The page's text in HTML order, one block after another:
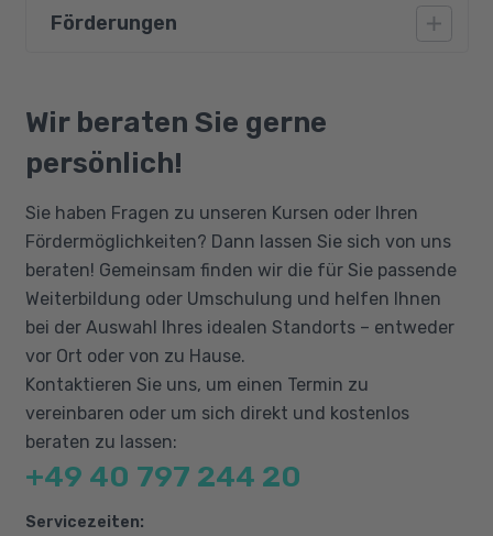
Design and implement Azure ExpressRoute
Design and implement network security
Design and implement private access to
Design and implement network monitoring
Vorbereitung auf die externe Prüfung
Teilnehmende müssen über gute
Ordnerstruktur zurechtfinden und mit Dateien
arbeiten können. Da die Weiterbildung mit
englischer Doku durchgeführt wird, sind
Kandidaten für diese Zertifizierung sollten
zudem über fachkundige Azure-
Administrationskenntnisse verfügen,
zusätzlich zu umfangreichen Erfahrungen
und Kenntnissen über Netzwerke, hybride
Verbindungen und Netzwerksicherheit.
Förderungen
Qualifizierungschancengesetz
Berufliche Rehabilitation
Wir beraten Sie gerne
persönlich!
Sie haben Fragen zu unseren Kursen oder Ihren
Fördermöglichkeiten? Dann lassen Sie sich von uns
beraten! Gemeinsam finden wir die für Sie passende
Weiterbildung oder Umschulung und helfen Ihnen
bei der Auswahl Ihres idealen Standorts – entweder
vor Ort oder von zu Hause.
Kontaktieren Sie uns, um einen Termin zu
vereinbaren oder um sich direkt und kostenlos
beraten zu lassen:
+49 40 797 244 20
Servicezeiten: